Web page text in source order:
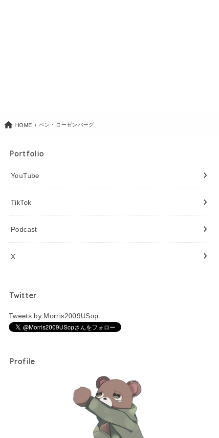
HOME ベン・ローゼンバーグ
Portfolio
YouTube
TikTok
Podcast
X
Twitter
Tweets by Morris2009USop
Profile